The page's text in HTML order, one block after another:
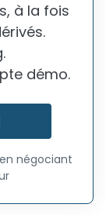
à la fois
démo.
négociant